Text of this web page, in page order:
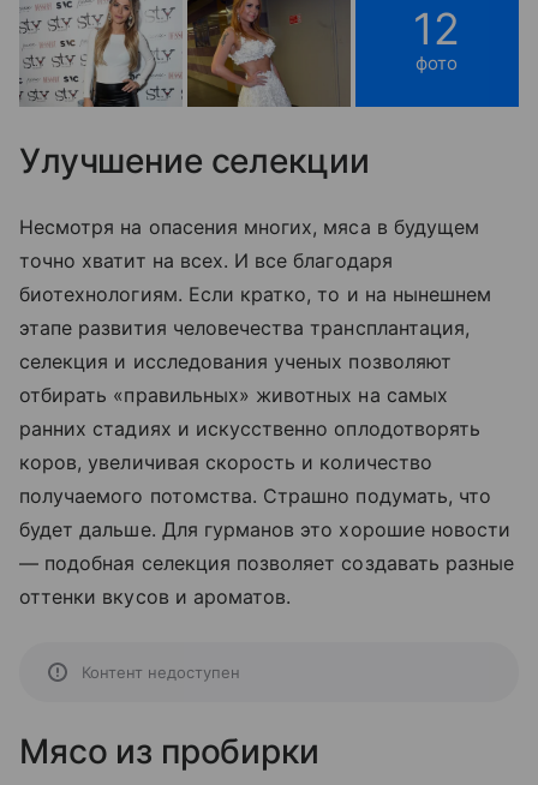
12
фото
Улучшение селекции
Несмотря на опасения многих, мяса в будущем
точно хватит на всех. И все благодаря
биотехнологиям. Если кратко, то и на нынешнем
этапе развития человечества трансплантация,
селекция и исследования ученых позволяют
отбирать «правильных» животных на самых
ранних стадиях и искусственно оплодотворять
коров, увеличивая скорость и количество
получаемого потомства. Страшно подумать, что
будет дальше. Для гурманов это хорошие новости
— подобная селекция позволяет создавать разные
оттенки вкусов и ароматов.
Контент недоступен
Мясо из пробирки